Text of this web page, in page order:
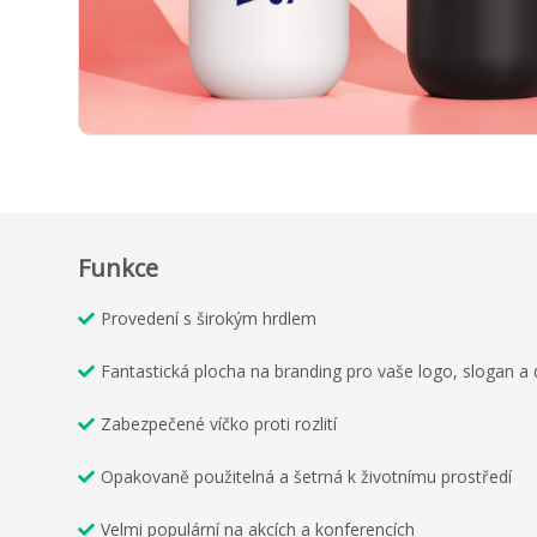
Funkce
Provedení s širokým hrdlem
Fantastická plocha na branding pro vaše logo, slogan a
Zabezpečené víčko proti rozlití
Opakovaně použitelná a šetrná k životnímu prostředí
Velmi populární na akcích a konferencích